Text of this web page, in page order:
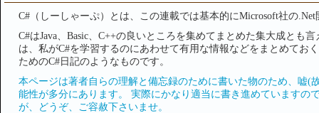
C#（しーしゃーぷ）とは、この連載では基本的にMicrosoft社の
C#はJava、Basic、C++の良いところを集めてまとめた集大成とも
は、私がC#を学習するのにあわせて有用な情報などをまとめてお
ためのC#日記のようなものです。
本ページは著者自らの理解と備忘録のために書いた物のため、嘘(
能性が多分にあります。 実際にかなり適当に書き進めていますの
が、どうぞ、ご容赦下さいませ。